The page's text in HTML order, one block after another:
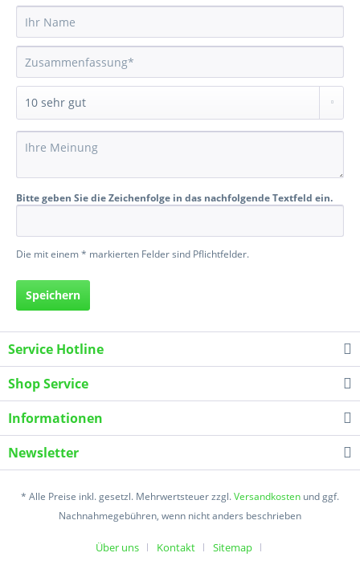
Bitte geben Sie die Zeichenfolge in das nachfolgende Textfeld ein.
Die mit einem * markierten Felder sind Pflichtfelder.
Speichern
Service Hotline
Shop Service
Informationen
Newsletter
* Alle Preise inkl. gesetzl. Mehrwertsteuer zzgl.Versandkosten und ggf.
Nachnahmegebühren, wenn nicht anders beschrieben
Über uns Kontakt Sitemap